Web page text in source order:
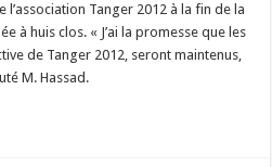
l’association Tanger 2012 à la fin de la
à huis clos. « J’ai la promesse que les
de Tanger 2012, seront maintenus,
M. Hassad.